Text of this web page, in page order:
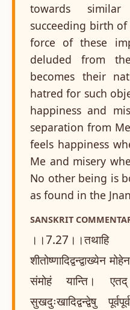
towards
succeeding birth of
force of these
deluded from
becomes their
hatred for such
happiness and
separation from
feels happiness
Me and misery
No other being is
as found in the
SANSKRIT
।।7.27।।तथाहि
शीतोष्णादिद्वन्द्वाख्येन
संमोहं यान्ति।
सुखदुःखादिद्वन्द्वेषु